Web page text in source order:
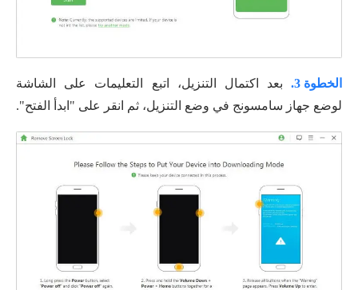
الخطوة 3.
بعد اكتمال التنزيل، اتبع التعليمات على الشاشة
لوضع جهاز سامسونج في وضع التنزيل، ثم انقر على "ابدأ الفتح".